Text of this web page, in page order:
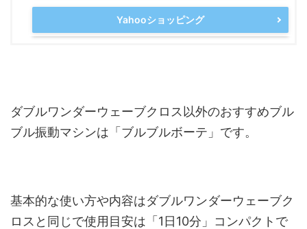
Yahooショッピング
ダブルワンダーウェーブクロス以外のおすすめブル
ブル振動マシンは「ブルブルボーテ」です。
基本的な使い方や内容はダブルワンダーウェーブク
ロスと同じで使用目安は「1日10分」コンパクトで